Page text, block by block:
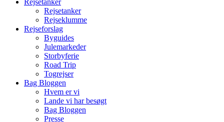
Rejsetanker
Rejsetanker
Rejseklumme
Rejseforslag
Byguides
Julemarkeder
Storbyferie
Road Trip
Togrejser
Bag Bloggen
Hvem er vi
Lande vi har besøgt
Bag Bloggen
Presse